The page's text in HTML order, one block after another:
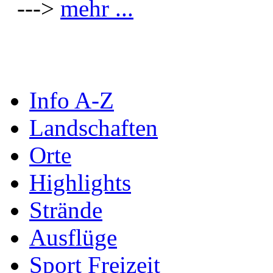
---> mehr ...
Info A-Z
Landschaften
Orte
Highlights
Strände
Ausflüge
Sport Freizeit